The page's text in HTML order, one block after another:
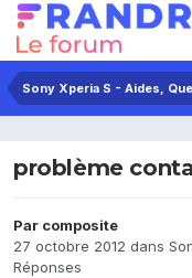
Sony Xperia S - Aides,
problème
Par composite
27 octobre 2012 dans
Réponses